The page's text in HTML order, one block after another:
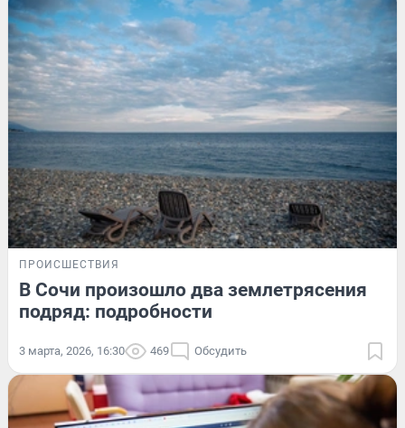
ПРОИСШЕСТВИЯ
В Сочи произошло два землетрясения
подряд: подробности
3 марта, 2026, 16:30 469 Обсудить